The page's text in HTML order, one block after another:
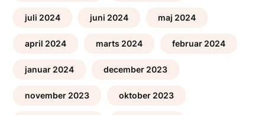
juli 2024 juni 2024 maj 2024
april 2024 marts 2024 februar 2024
januar 2024 december 2023
november 2023 oktober 2023